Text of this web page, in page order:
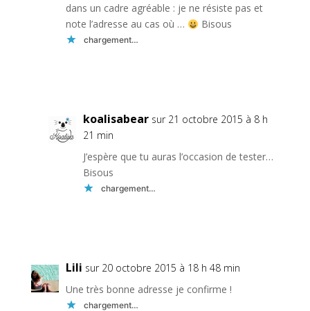
dans un cadre agréable : je ne résiste pas et
note l’adresse au cas où …
Bisous
chargement…
koalisabear sur 21 octobre 2015 à 8 h
21 min
J’espère que tu auras l’occasion de tester…
Bisous
chargement…
Lili sur 20 octobre 2015 à 18 h 48 min
Une très bonne adresse je confirme !
chargement…